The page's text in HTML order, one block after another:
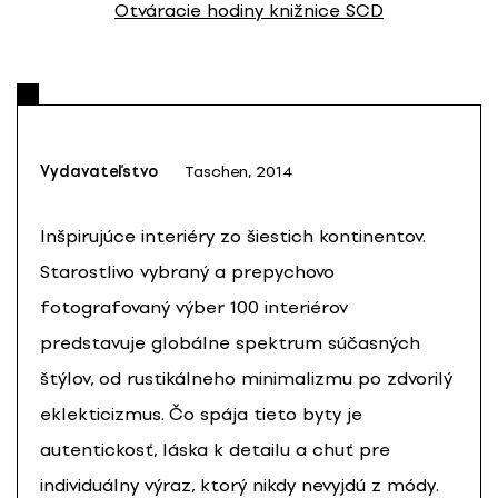
Otváracie hodiny knižnice SCD
Vydavateľstvo Taschen, 2014
Inšpirujúce interiéry zo šiestich kontinentov.
Starostlivo vybraný a prepychovo
fotografovaný výber 100 interiérov
predstavuje globálne spektrum súčasných
štýlov, od rustikálneho minimalizmu po zdvorilý
eklekticizmus. Čo spája tieto byty je
autentickosť, láska k detailu a chuť pre
individuálny výraz, ktorý nikdy nevyjdú z módy.